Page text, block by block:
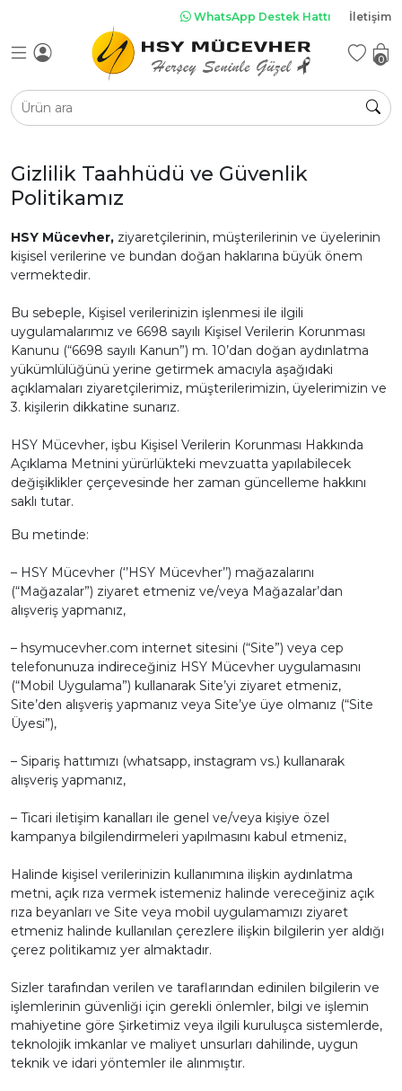
WhatsApp Destek Hattı İletişim
0
Tasarım
Özel Tasarım
Gerdanlıklar
Tasarım
Özel Tasarım
Bileklikler &
Kelepçeler
Yüzük
Pırlanta Bileklik &
Kelepçeler
Kolye &
Pırlanta Küpe
Tümünü Görüntüle
Takılar Safir Takılar
Takılar Yakut Takılar
Takılar
Yüzükler
Altın Kolye &
Kolye Ucu
&
Altın Küpe
Takıları
Taşlı
Takılar
Tümünü Görüntüle
Tektaş
Yüzük
Altın Tek Taş
Alyans
Tümünü Görüntüle
Dönümü
Doğum Günü
Hediyeleri
Tümünü Görüntüle
Gizlilik Taahhüdü ve Güvenlik
Politikamız
HSY Mücevher, ziyaretçilerinin, müşterilerinin ve üyelerinin
kişisel verilerine ve bundan doğan haklarına büyük önem
vermektedir.
Bu sebeple, Kişisel verilerinizin işlenmesi ile ilgili
uygulamalarımız ve 6698 sayılı Kişisel Verilerin Korunması
Kanunu (“6698 sayılı Kanun”) m. 10’dan doğan aydınlatma
yükümlülüğünü yerine getirmek amacıyla aşağıdaki
açıklamaları ziyaretçilerimiz, müşterilerimizin, üyelerimizin ve
3. kişilerin dikkatine sunarız.
HSY Mücevher, işbu Kişisel Verilerin Korunması Hakkında
Açıklama Metnini yürürlükteki mevzuatta yapılabilecek
değişiklikler çerçevesinde her zaman güncelleme hakkını
saklı tutar.
Bu metinde:
– HSY Mücevher (‘’HSY Mücevher’’) mağazalarını
(“Mağazalar”) ziyaret etmeniz ve/veya Mağazalar’dan
alışveriş yapmanız,
– hsymucevher.com internet sitesini (“Site”) veya cep
telefonunuza indireceğiniz HSY Mücevher uygulamasını
(“Mobil Uygulama”) kullanarak Site’yi ziyaret etmeniz,
Site’den alışveriş yapmanız veya Site’ye üye olmanız (“Site
Üyesi”),
– Sipariş hattımızı (whatsapp, instagram vs.) kullanarak
alışveriş yapmanız,
– Ticari iletişim kanalları ile genel ve/veya kişiye özel
kampanya bilgilendirmeleri yapılmasını kabul etmeniz,
Halinde kişisel verilerinizin kullanımına ilişkin aydınlatma
metni, açık rıza vermek istemeniz halinde vereceğiniz açık
rıza beyanları ve Site veya mobil uygulamamızı ziyaret
etmeniz halinde kullanılan çerezlere ilişkin bilgilerin yer aldığı
çerez politikamız yer almaktadır.
Sizler tarafından verilen ve taraflarından edinilen bilgilerin ve
işlemlerinin güvenliği için gerekli önlemler, bilgi ve işlemin
mahiyetine göre Şirketimiz veya ilgili kuruluşca sistemlerde,
teknolojik imkanlar ve maliyet unsurları dahilinde, uygun
teknik ve idari yöntemler ile alınmıştır.